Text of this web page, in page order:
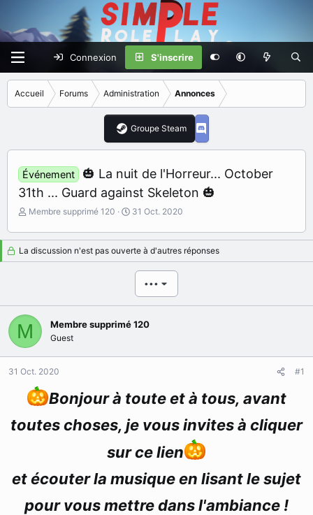
Connexion S'inscrire
Accueil Forums Administration Annonces
Groupe Steam
Événement
🎃 La nuit de l'Horreur... October
31th ... Guard against Skeleton 🎃
I
i
i
r
d
e
a
i
c
o
n
Membre supprimé 120
D
t
e
d
e
é
u
31 Oct. 2020
La discussion n'est pas ouverte à d'autres réponses
•••
M Membre supprimé 120
Guest
31 Oct. 2020 #1
Bonjour à toute et à tous, avant
toutes choses, je vous invites à cliquer
sur ce lien
et écouter la musique en lisant le sujet
pour vous mettre dans l'ambiance !